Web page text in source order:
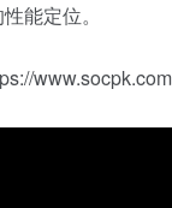
能定位。
www.socpk.com